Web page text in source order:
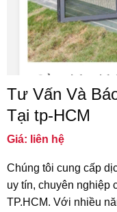
Tư Vấn Và
Tại tp-HCM
Giá: liên hệ
Chúng tôi cung cấp
uy tín, chuyên nghiệp
TP.HCM. Với nhiều